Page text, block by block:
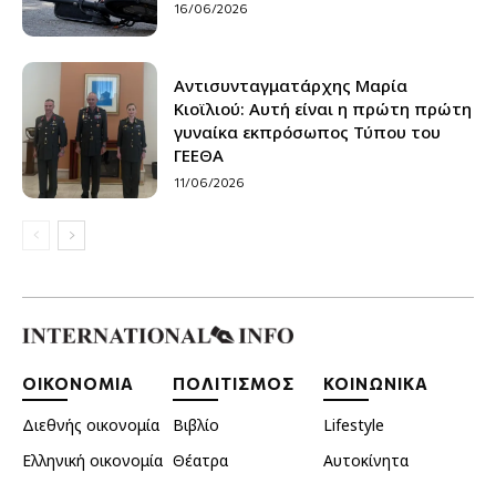
16/06/2026
Αντισυνταγματάρχης Μαρία
Κιοϊλιού: Αυτή είναι η πρώτη πρώτη
γυναίκα εκπρόσωπος Τύπου του
ΓΕΕΘΑ
11/06/2026
ΟΙΚΟΝΟΜΙΑ
Διεθνής οικονομία
Ελληνική οικονομία
ΠΟΛΙΤΙΣΜΟΣ
Βιβλίο
Θέατρα
ΚΟΙΝΩΝΙΚΑ
Lifestyle
Αυτοκίνητα